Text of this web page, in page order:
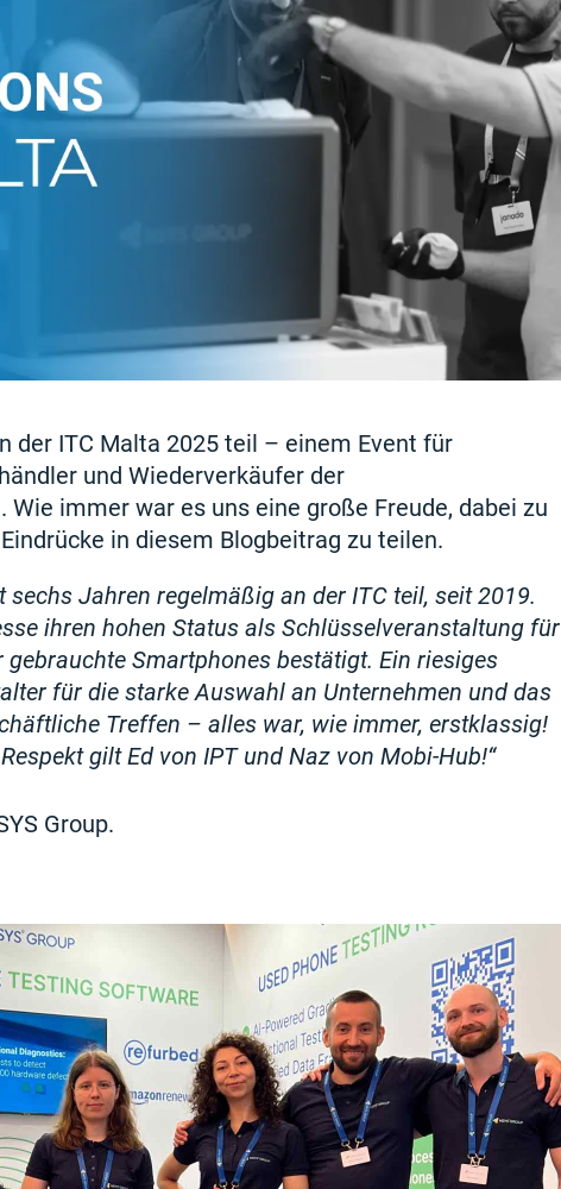
der ITC Malta 2025 teil – einem Event für
und Wiederverkäufer der
immer war es uns eine große Freude, dabei zu
in diesem Blogbeitrag zu teilen.
Jahren regelmäßig an der ITC teil, seit 2019.
ihren hohen Status als Schlüsselveranstaltung für
Smartphones bestätigt. Ein riesiges
für die starke Auswahl an Unternehmen und das
Treffen – alles war, wie immer, erstklassig!
gilt Ed von IPT und Naz von Mobi-Hub!
Group.